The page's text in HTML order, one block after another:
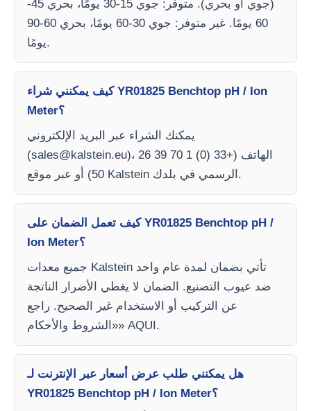
(جوي أو بحري). متوفر: جوي 15-30 يومًا، بحري 45-
60 يومًا. غير متوفر: جوي 30-60 يومًا، بحري 60-90
يومًا.
كيف يمكنني شراء YR01825 Benchtop pH / Ion
Meter؟
يمكنك الشراء عبر البريد الإلكتروني
(sales@kalstein.eu)، الهاتف (+33 (0) 1 70 39 26
50) أو عبر موقع Kalstein الرسمي في بلدك.
كيف تعمل الضمان على YR01825 Benchtop pH /
Ion Meter؟
جميع معدات Kalstein تأتي بضمان لمدة عام واحد
ضد عيوب التصنيع. الضمان لا يغطي الأضرار الناتجة
عن التركيب أو الاستخدام غير الصحيح. راجع
«الشروط والأحكام» AQUI.
هل يمكنني طلب عرض أسعار عبر الإنترنت لـ
YR01825 Benchtop pH / Ion Meter؟